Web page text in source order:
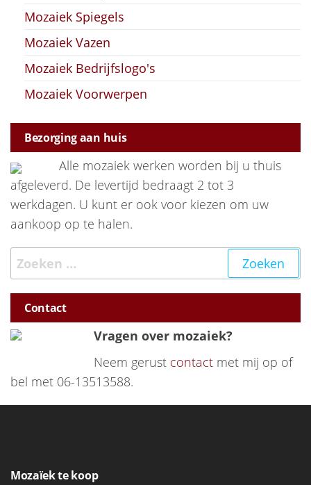
Mozaiek Spiegels
Mozaiek Vazen
Mozaiek Bedrijfslogo's
Mozaiek Voorwerpen
Bezorging aan huis
Alle mozaiek werken worden bij u thuis
afgeleverd. De levertijd bedraagt 2 tot 3
werkdagen. U kunt er ook voor kiezen om uw
aankoop op te halen.
Zoeken naar:
Contact
Vragen over mozaiek?
Neem gerust contact met mij op of
bel met 06-13513588.
Mozaïek te koop